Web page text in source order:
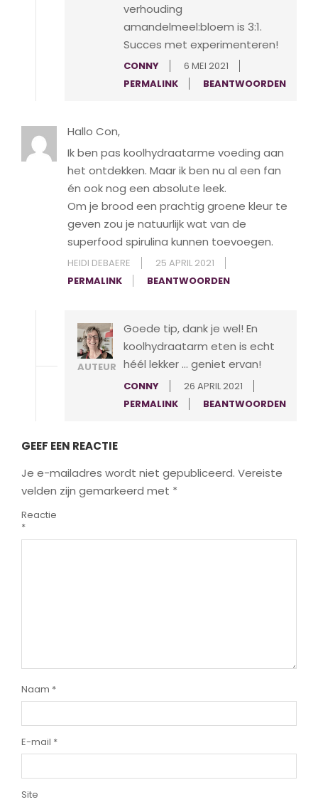
verhouding
amandelmeel:bloem is 3:1.
Succes met experimenteren!
CONNY
6 MEI 2021
PERMALINK
BEANTWOORDEN
Hallo Con,
Ik ben pas koolhydraatarme voeding aan
het ontdekken. Maar ik ben nu al een fan
én ook nog een absolute leek.
Om je brood een prachtig groene kleur te
geven zou je natuurlijk wat van de
superfood spirulina kunnen toevoegen.
HEIDI DEBAERE
25 APRIL 2021
PERMALINK
BEANTWOORDEN
AUTEUR
Goede tip, dank je wel! En
koolhydraatarm eten is echt
héél lekker … geniet ervan!
CONNY
26 APRIL 2021
PERMALINK
BEANTWOORDEN
GEEF EEN REACTIE
Je e-mailadres wordt niet gepubliceerd. Vereiste
velden zijn gemarkeerd met *
Reactie
*
Naam *
E-mail *
Site